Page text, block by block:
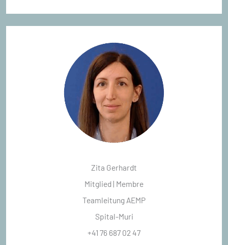
Zita Gerhardt
Mitglied | Membre
Teamleitung AEMP
Spital-Muri
+41 76 687 02 47